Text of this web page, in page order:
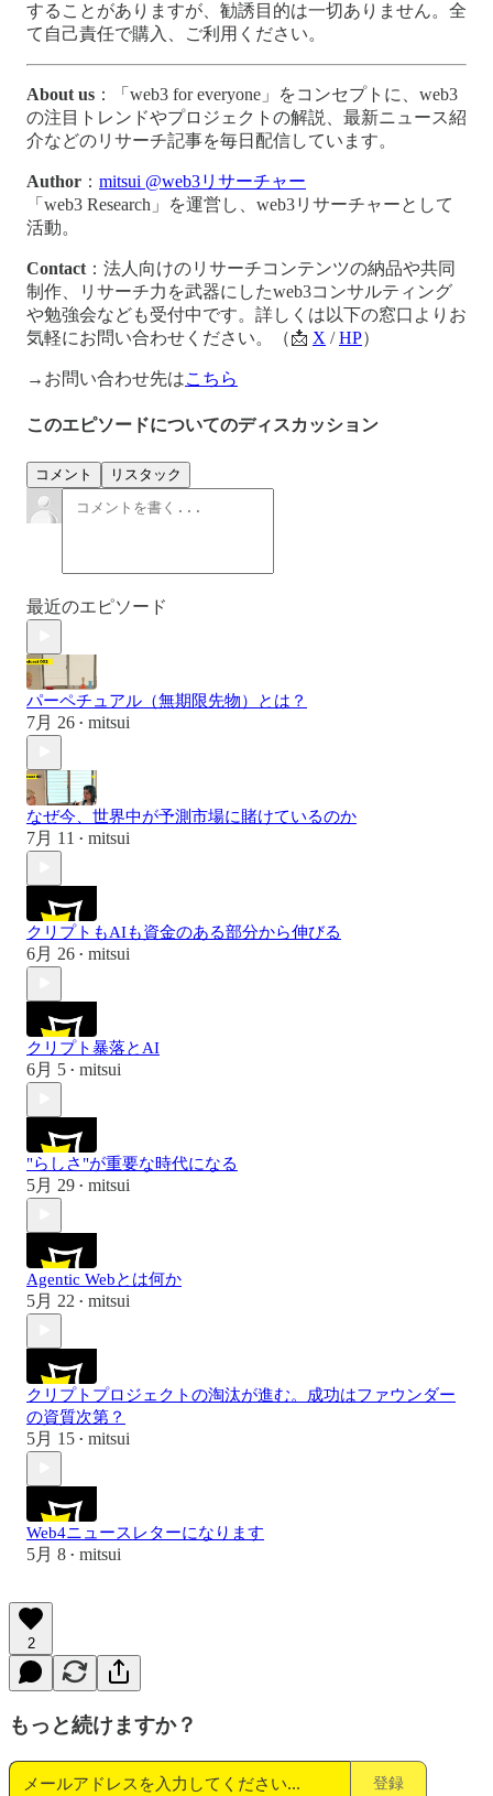
することがありますが、勧誘目的は一切ありません。全
て自己責任で購入、ご利用ください。
About us ：「web3 for everyone」をコンセプトに、web3
の注目トレンドやプロジェクトの解説、最新ニュース紹
介などのリサーチ記事を毎日配信しています。
Author ： mitsui @web3リサーチャー
「web3 Research」を運営し、web3リサーチャーとして
活動。
Contact ：法人向けのリサーチコンテンツの納品や共同
制作、リサーチ力を武器にしたweb3コンサルティング
や勉強会なども受付中です。詳しくは以下の窓口よりお
気軽にお問い合わせください。（📩 X /HP）
→お問い合わせ先はこちら
このエピソードについてのディスカッション
コメント リスタック
最近のエピソード
パーペチュアル（無期限先物）とは？
7月 26 • mitsui
なぜ今、世界中が予測市場に賭けているのか
7月 11 • mitsui
クリプトもAIも資金のある部分から伸びる
6月 26 • mitsui
クリプト暴落とAI
6月 5 • mitsui
"らしさ"が重要な時代になる
5月 29 • mitsui
Agentic Webとは何か
5月 22 • mitsui
クリプトプロジェクトの淘汰が進む。成功はファウンダー
の資質次第？
5月 15 • mitsui
Web4ニュースレターになります
5月 8 • mitsui
2
もっと続けますか？
登録